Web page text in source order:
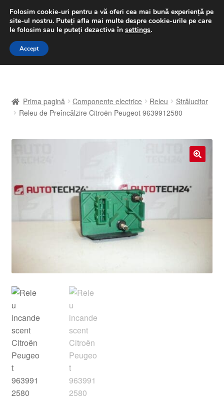
LIVRARE de la 33 lei
luni-vineri 9 a.m. - 4 p.m.031 229 6816
Sari
Sari
A lua legatura
Despre noi
Finalizare comandă
Plângere
Plățile
Politică de confidențialitate
Procedura de reclamație
Prima pagină Componente electrice Releu
Strălucitor
Releu de Preîncălzire Citroën Peugeot 9639912580
Folosim cookie-uri pentru a vă oferi cea mai bună experiență pe
site-ul nostru. Puteți afla mai multe despre cookie-urile pe care
le folosim sau le puteți dezactiva în settings.
Accept